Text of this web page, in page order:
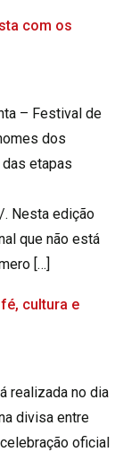
com os
– Festival de
dos
etapas
. Nesta edição
que não está
[…]
cultura e
realizada no dia
divisa entre
oficial